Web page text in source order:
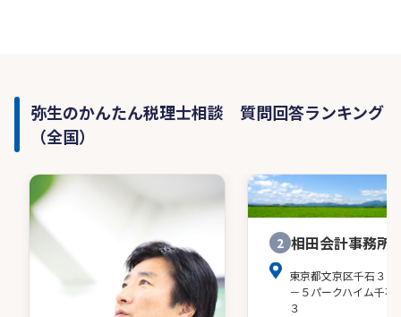
弥生のかんたん税理士相談 質問回答ランキング
（全国）
2 相田会計事務所
東京都文京区千石３－
－５パークハイム千石
３